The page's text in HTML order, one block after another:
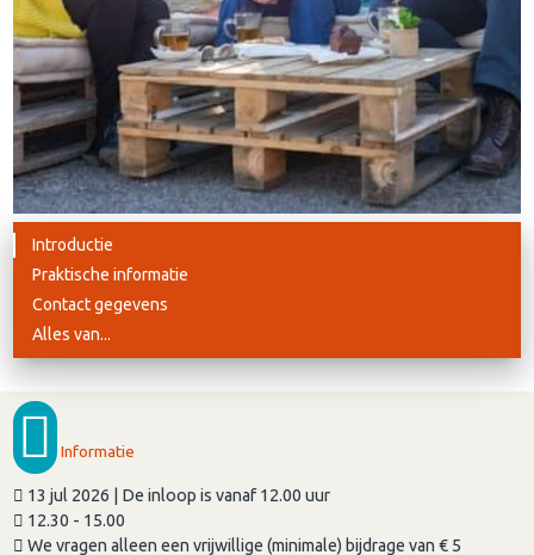
Introductie
Praktische informatie
Contact gegevens
Alles van...
Informatie
13 jul 2026 | De inloop is vanaf 12.00 uur
12.30 - 15.00
We vragen alleen een vrijwillige (minimale) bijdrage van € 5